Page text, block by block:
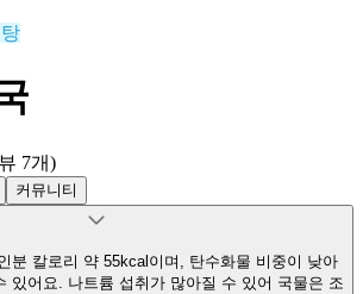
7개)
커뮤니티
분 칼로리 약 55kcal이며, 탄수화물 비중이 낮아
있어요. 나트륨 섭취가 많아질 수 있어 국물은 조